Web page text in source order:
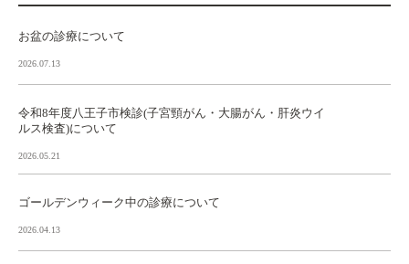
お盆の診療について
2026.07.13
令和8年度八王子市検診(子宮頸がん・大腸がん・肝炎ウイ
ルス検査)について
2026.05.21
ゴールデンウィーク中の診療について
2026.04.13